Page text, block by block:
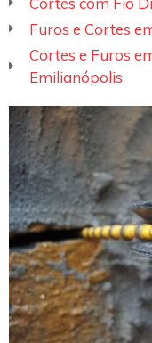
Furos e Cortes
Cortes e Furos
Emilianópolis